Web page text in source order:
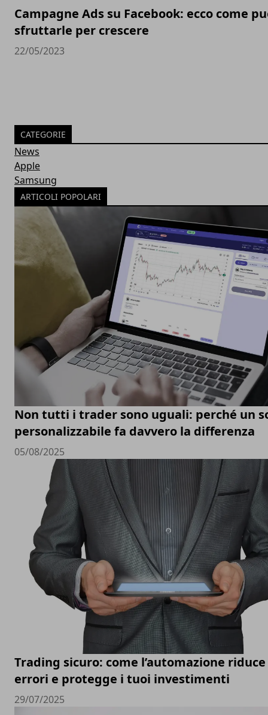
Campagne Ads su Facebook: ecco come
sfruttarle per crescere
22/05/2023
CATEGORIE
News
Apple
Samsung
ARTICOLI POPOLARI
Non tutti i trader sono uguali: perché un
personalizzabile fa davvero la differenza
05/08/2025
Trading sicuro: come l’automazione
errori e protegge i tuoi investimenti
29/07/2025